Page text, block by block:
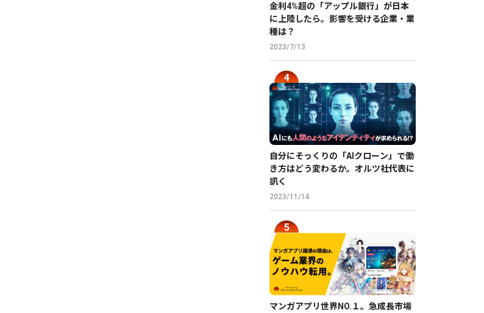
金利4%超の「アップル銀行」が日本
に上陸したら。影響を受ける企業・業
種は？
2023/7/13
自分にそっくりの「AIクローン」で働
き方はどう変わるか。オルツ社代表に
訊く
2023/11/14
マンガアプリ世界NO.１。急成長市場